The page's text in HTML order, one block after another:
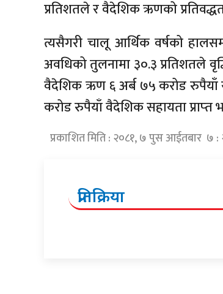
प्रतिशतले र वैदेशिक ऋणको
त्यसैगरी चालू आर्थिक वर्षको
अवधिको तुलनामा ३०.३ प्रतिशतले
वैदेशिक ऋण ६ अर्ब ७५ करोड रुपैयाँ
करोड रुपैयाँ वैदेशिक सहायता प्राप्‍त
प्रकाशित मिति : २०८१, ७ पुस आईतबार ७
प्रतिक्रिया